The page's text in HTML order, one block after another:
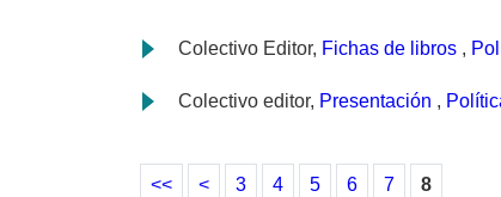
Colectivo Editor, Fichas de libros ,
Colectivo editor, Presentación ,
<< < 3 4 5 6 7 8